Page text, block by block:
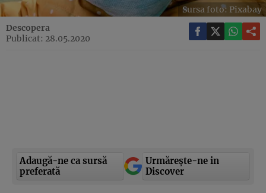
Sursa foto: Pixabay
Descopera
Publicat: 28.05.2020
Adaugă-ne ca sursă
preferată
Urmărește-ne in
Discover